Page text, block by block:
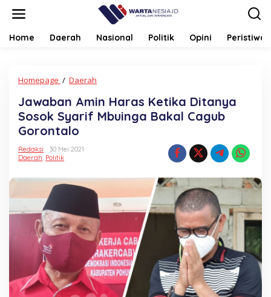
Home Daerah Nasional Politik Opini Peristiwa
Homepage / Daerah
Haras
Ketika
Ditanya
Cagub
Jawaban Amin Haras Ketika Ditanya
Sosok Syarif Mbuinga Bakal Cagub
Gorontalo
Redaksi
30 Mei 2021
Daerah, Politik